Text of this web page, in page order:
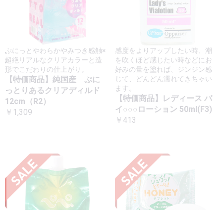
ぷにっとやわらかやみつき感触×
超絶リアルなクリアカラーと造
形でこだわりの仕上がり。
【特価商品】純国産 ぷに
っとりあるクリアディルド
12cm（R2）
￥1,309
感度をよりアップしたい時、潮
を吹くほど感じたい時などにお
好みの量を塗れば、ジンジン感
じて、どんどん濡れてきちゃい
ます。
【特価商品】レディース バ
イ○○○ローション 50ml(F3)
￥413